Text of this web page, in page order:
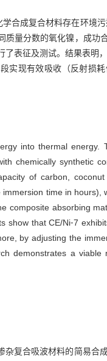
合成复合材料存在环境
量分数的氧化镍，成功
表征及测试。结果表明
实现有效吸收（反射损
into thermal
chemically synthetic
of carbon,
time in hours),
composite absorbing
show that CE/Ni⁃7
by adjusting the
demonstrates a viable
复合吸波材料的简易合